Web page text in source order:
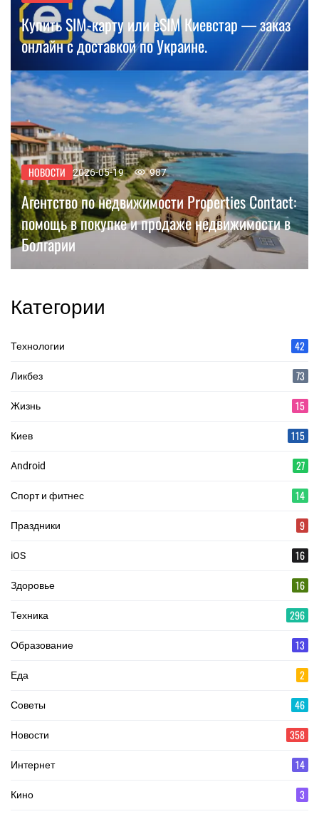
Купить SIM-карту или eSIM Киевстар — заказ
онлайн с доставкой по Украине.
НОВОСТИ 2026-05-19 987
Агентство по недвижимости Properties Contact:
помощь в покупке и продаже недвижимости в
Болгарии
Категории
Технологии 42
Ликбез 73
Жизнь 15
Киев 115
Android 27
Спорт и фитнес 14
Праздники 9
iOS 16
Здоровье 16
Техника 296
Образование 13
Еда 2
Советы 46
Новости 358
Интернет 14
Кино 3